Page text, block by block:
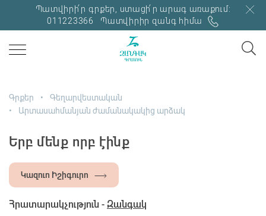
Պատվիրի՛ր գրքեր, ստացի՛ր արագ առաքում:
011223366
Պատվիրիր զանգ հիմա
Գրքեր
Գեղարվեստական
Արտասահմանյան ժամանակակից արձակ
Երբ մենք որբ էինք
Կազուո Իշիգուրո
Հրատարակչություն - Զանգակ